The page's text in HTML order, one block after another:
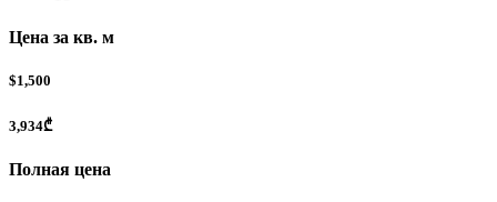
Цена за кв. м
$1,500
3,934₾
Полная цена